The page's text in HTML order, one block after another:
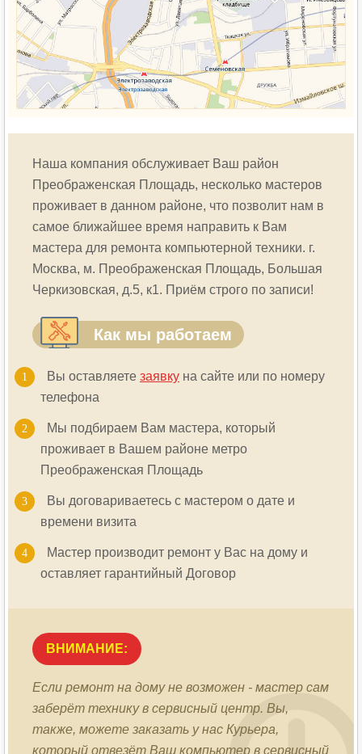
Наша компания обслуживает Ваш район
Преображенская Площадь, несколько мастеров
проживает в данном районе, что позволит нам в
самое ближайшее время направить к Вам
мастера для ремонта компьютерной техники. г.
Москва, м. Преображенская Площадь, Большая
Черкизовская, д.5, к1. Приём строго по записи!
Как мы работаем
Вы оставляете заявку на сайте или по номеру
телефона
Мы подбираем Вам мастера, который
проживает в Вашем районе метро
Преображенская Площадь
Вы договариваетесь с мастером о дате и
времени визита
Мастер производит ремонт у Вас на дому и
оставляет гарантийный Договор
ВНИМАНИЕ:
Если ремонт на дому не возможен - мастер сам
заберёт технику в сервисный центр. Вы,
также, можете заказать у нас Курьера,
который отвезёт Ваш компьютер в сервисный